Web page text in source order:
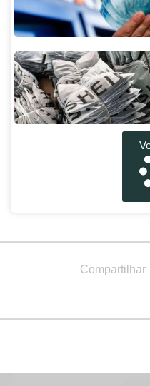
Compartilhar